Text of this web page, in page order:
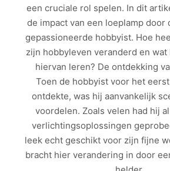
een cruciale rol spelen. In dit
de impact van een loeplamp door
gepassioneerde hobbyist. Hoe
zijn hobbyleven veranderd en wat
hiervan leren? De ontdekking
Toen de hobbyist voor het
ontdekte, was hij aanvankelijk
voordelen. Zoals velen had hij
verlichtingsoplossingen
leek echt geschikt voor zijn fijne
bracht hier verandering in door